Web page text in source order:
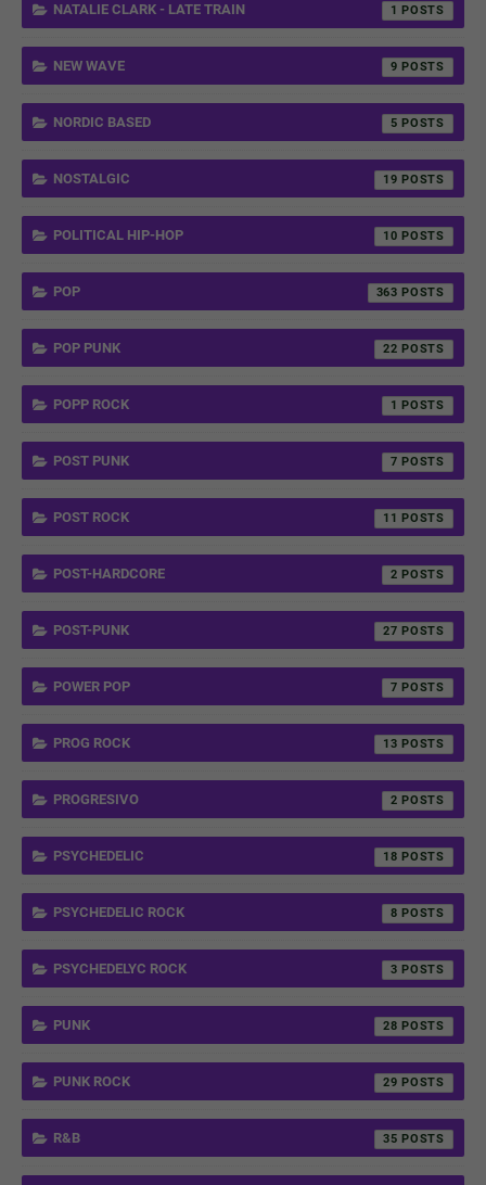
NATALIE CLARK - LATE TRAIN 1
NEW WAVE 9
NORDIC BASED 5
NOSTALGIC 19
POLITICAL HIP-HOP 10
POP 363
POP PUNK 22
POPP ROCK 1
POST PUNK 7
POST ROCK 11
POST-HARDCORE 2
POST-PUNK 27
POWER POP 7
PROG ROCK 13
PROGRESIVO 2
PSYCHEDELIC 18
PSYCHEDELIC ROCK 8
PSYCHEDELYC ROCK 3
PUNK 28
PUNK ROCK 29
R&B 35